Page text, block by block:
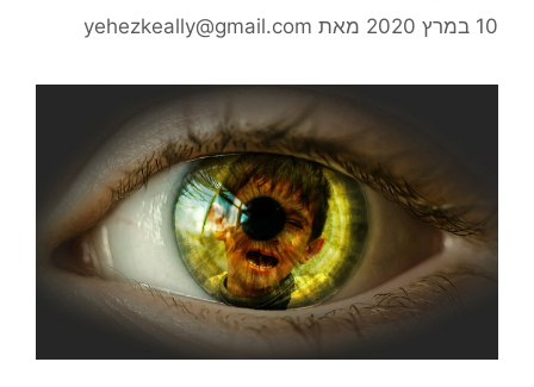
10 במרץ 2020 מאת yehezkeally@gmail.com